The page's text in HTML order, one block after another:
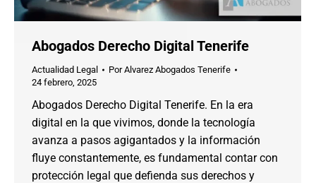
Abogados Derecho Digital Tenerife
Actualidad Legal PorAlvarez Abogados Tenerife
24 febrero, 2025
Abogados Derecho Digital Tenerife. En la era
digital en la que vivimos, donde la tecnología
avanza a pasos agigantados y la información
fluye constantemente, es fundamental contar con
protección legal que defienda sus derechos y